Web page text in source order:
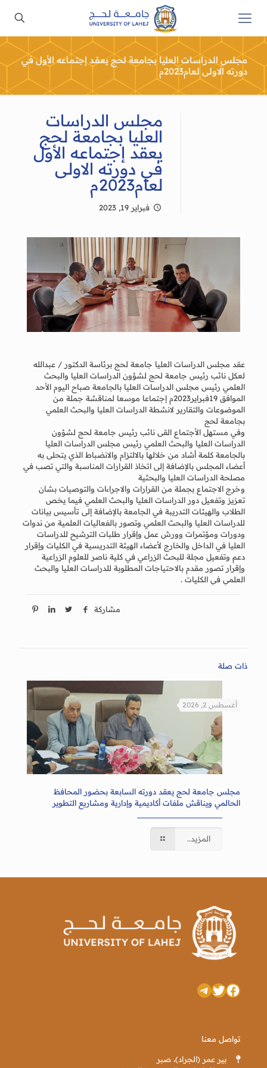
مجلس الدراسات العليا بجامعة لحج يعقد إجتماعه الأول في
دورته الاولى لعام2023م
مجلس الدراسات
العليا بجامعة لحج
يعقد إجتماعه الأول
في دورته الاولى
لعام2023م
فبراير 19, 2023
عقد مجلس الدراسات العليا جامعة لحج برئاسة الدكتور / عبدالله
لعكل نائب رئيس جامعة لحج لشؤون الدراسات العليا والبحث
العلمي رئيس مجلس الدراسات العليا بالجامعة صباح اليوم الأحد
الموافق 19فبراير2023م إجتماعا موسعا لمناقشة جملة من
الموضوعات والتقارير لانشطة الدراسات العليا والبحث العلمي
بجامعة لحج
وفي مستهل الأجتماع القى نائب رئيس جامعة لحج لشؤون
الدراسات العليا والبحث العلمي رئيس مجلس الدراسات العليا
بالجامعة كلمة أشاد من خلالها بالالتزام والانضباط الذي يتحلى به
أعضاء المجلس بالإضافة إلى اتخاذ القرارات المناسبة والتي تصب في
مصلحة الدراسات العليا والبحثية
وخرج الاجتماع بجملة من القرارات والاجراءات والتوصيات بشان
تعزيز وتفعيل دور الدراسات العليا والبحث العلمي فيما يخص
الطلاب والهيئات التدريبة في الجامعة بالإضافة إلى تأسيس بيانات
للدراسات العليا والبحث العلمي وتصور بالفعاليات العلمية من ندوات
ودورات ومؤتمرات وورش عمل وإقرار طلبات الترشيح للدراسات
العليا في الداخل والخارج لأعضاء الهيئة التدريسية في الكليات وإقرار
دعم وتفعيل مجلة للبحث الزراعي في كلية ناصر للعلوم الزراعية
وإقرار تصور مقدم بالاحتياجات المطلوبة للدراسات العليا والبحث
العلمي في الكليات .
مشاركة
ذات صلة
أغسطس 2, 2026
مجلس جامعة لحج يعقد دورته السابعة بحضور المحافظ
الحالمي ويناقش ملفات أكاديمية وإدارية ومشاريع التطوير
المزيد..
فيسبوك
تويترتيليجرام
تواصل معنا
بير عمر (الجراد)، صبر